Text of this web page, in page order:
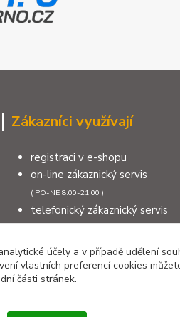
Zákazníci využívají
registraci v e-shopu
on-line zákaznický servis
( PO-NE 8:00-21:00 )
telefonický zákaznický servis
výdejní místo v Šumperku
kontakty
účely a v případě udělení
vlastních preferencí cookies
části stránek.